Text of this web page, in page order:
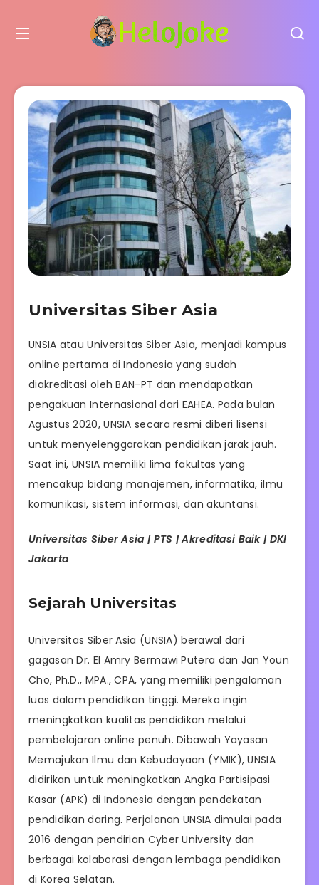
Universitas Siber Asia
UNSIA atau Universitas Siber Asia, menjadi kampus
online pertama di Indonesia yang sudah
diakreditasi oleh BAN-PT dan mendapatkan
pengakuan Internasional dari EAHEA. Pada bulan
Agustus 2020, UNSIA secara resmi diberi lisensi
untuk menyelenggarakan pendidikan jarak jauh.
Saat ini, UNSIA memiliki lima fakultas yang
mencakup bidang manajemen, informatika, ilmu
komunikasi, sistem informasi, dan akuntansi.
Universitas Siber Asia | PTS | Akreditasi Baik | DKI
Jakarta
Sejarah Universitas
Universitas Siber Asia (UNSIA) berawal dari
gagasan Dr. El Amry Bermawi Putera dan Jan Youn
Cho, Ph.D., MPA., CPA, yang memiliki pengalaman
luas dalam pendidikan tinggi. Mereka ingin
meningkatkan kualitas pendidikan melalui
pembelajaran online penuh. Dibawah Yayasan
Memajukan Ilmu dan Kebudayaan (YMIK), UNSIA
didirikan untuk meningkatkan Angka Partisipasi
Kasar (APK) di Indonesia dengan pendekatan
pendidikan daring. Perjalanan UNSIA dimulai pada
2016 dengan pendirian Cyber University dan
berbagai kolaborasi dengan lembaga pendidikan
di Korea Selatan.